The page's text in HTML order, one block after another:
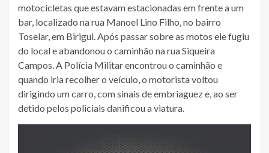
motocicletas que estavam estacionadas em frente a um
bar, localizado na rua Manoel Lino Filho, no bairro
Toselar, em Birigui. Após passar sobre as motos ele fugiu
do local e abandonou o caminhão na rua Siqueira
Campos. A Polícia Militar encontrou o caminhão e
quando iria recolher o veículo, o motorista voltou
dirigindo um carro, com sinais de embriaguez e, ao ser
detido pelos policiais danificou a viatura.